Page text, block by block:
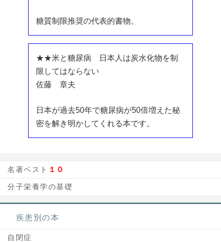
糖質制限推奨の代表的書物。
★★米と糖尿病 日本人は炭水化物を制
限してはならない
佐藤 章夫
日本が過去50年で糖尿病が50倍増えた秘
密を解き明かしてくれる本です。
名著ベスト １０
分子栄養学の基礎
疾患別の本
自閉症